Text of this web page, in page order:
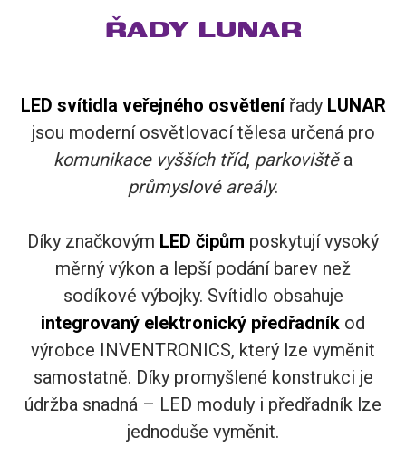
ŘADY LUNAR
LED svítidla veřejného osvětlení řadyLUNAR
jsou moderní osvětlovací tělesa určená pro
komunikace vyšších tříd, parkoviště a
průmyslové areály.
Díky značkovým LED čipům poskytují vysoký
měrný výkon a lepší podání barev než
sodíkové výbojky. Svítidlo obsahuje
integrovaný elektronický předřadník od
výrobce INVENTRONICS, který lze vyměnit
samostatně. Díky promyšlené konstrukci je
údržba snadná – LED moduly i předřadník lze
jednoduše vyměnit.